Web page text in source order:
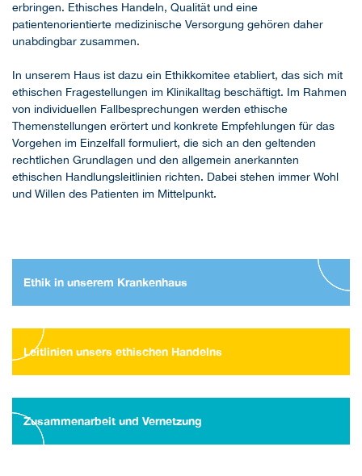
erbringen. Ethisches Handeln, Qualität und eine
patientenorientierte medizinische Versorgung gehören daher
unabdingbar zusammen.
In unserem Haus ist dazu ein Ethikkomitee etabliert, das sich mit
ethischen Fragestellungen im Klinikalltag beschäftigt. Im Rahmen
von individuellen Fallbesprechungen werden ethische
Themenstellungen erörtert und konkrete Empfehlungen für das
Vorgehen im Einzelfall formuliert, die sich an den geltenden
rechtlichen Grundlagen und den allgemein anerkannten
ethischen Handlungsleitlinien richten. Dabei stehen immer Wohl
und Willen des Patienten im Mittelpunkt.
Ethik in unserem Krankenhaus
Leitlinien unsers ethischen Handelns
Zusammenarbeit und Vernetzung